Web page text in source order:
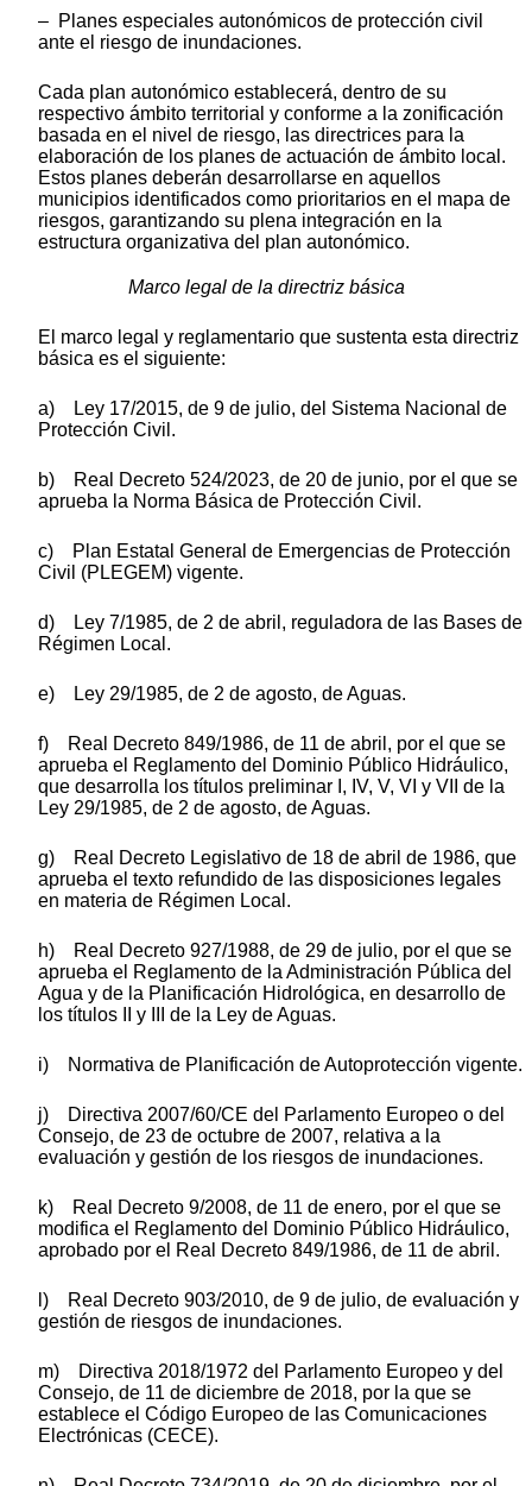
– Planes especiales autonómicos de protección civil
ante el riesgo de inundaciones.
Cada plan autonómico establecerá, dentro de su
respectivo ámbito territorial y conforme a la zonificación
basada en el nivel de riesgo, las directrices para la
elaboración de los planes de actuación de ámbito local.
Estos planes deberán desarrollarse en aquellos
municipios identificados como prioritarios en el mapa de
riesgos, garantizando su plena integración en la
estructura organizativa del plan autonómico.
Marco legal de la directriz básica
El marco legal y reglamentario que sustenta esta directriz
básica es el siguiente:
a) Ley 17/2015, de 9 de julio, del Sistema Nacional de
Protección Civil.
b) Real Decreto 524/2023, de 20 de junio, por el que se
aprueba la Norma Básica de Protección Civil.
c) Plan Estatal General de Emergencias de Protección
Civil (PLEGEM) vigente.
d) Ley 7/1985, de 2 de abril, reguladora de las Bases de
Régimen Local.
e) Ley 29/1985, de 2 de agosto, de Aguas.
f) Real Decreto 849/1986, de 11 de abril, por el que se
aprueba el Reglamento del Dominio Público Hidráulico,
que desarrolla los títulos preliminar I, IV, V, VI y VII de la
Ley 29/1985, de 2 de agosto, de Aguas.
g) Real Decreto Legislativo de 18 de abril de 1986, que
aprueba el texto refundido de las disposiciones legales
en materia de Régimen Local.
h) Real Decreto 927/1988, de 29 de julio, por el que se
aprueba el Reglamento de la Administración Pública del
Agua y de la Planificación Hidrológica, en desarrollo de
los títulos II y III de la Ley de Aguas.
i) Normativa de Planificación de Autoprotección vigente.
j) Directiva 2007/60/CE del Parlamento Europeo o del
Consejo, de 23 de octubre de 2007, relativa a la
evaluación y gestión de los riesgos de inundaciones.
k) Real Decreto 9/2008, de 11 de enero, por el que se
modifica el Reglamento del Dominio Público Hidráulico,
aprobado por el Real Decreto 849/1986, de 11 de abril.
l) Real Decreto 903/2010, de 9 de julio, de evaluación y
gestión de riesgos de inundaciones.
m) Directiva 2018/1972 del Parlamento Europeo y del
Consejo, de 11 de diciembre de 2018, por la que se
establece el Código Europeo de las Comunicaciones
Electrónicas (CECE).